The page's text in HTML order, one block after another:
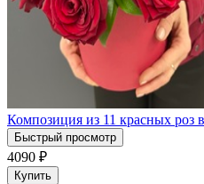
Композиция из 11 красных роз
Быстрый просмотр
4090 ₽
Купить